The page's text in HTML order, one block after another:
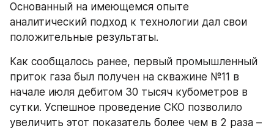
Основанный на имеющемся опыте
аналитический подход к технологии дал свои
положительные результаты.
Как сообщалось ранее, первый промышленный
приток газа был получен на скважине №11 в
начале июля дебитом 30 тысяч кубометров в
сутки. Успешное проведение СКО позволило
увеличить этот показатель более чем в 2 раза –